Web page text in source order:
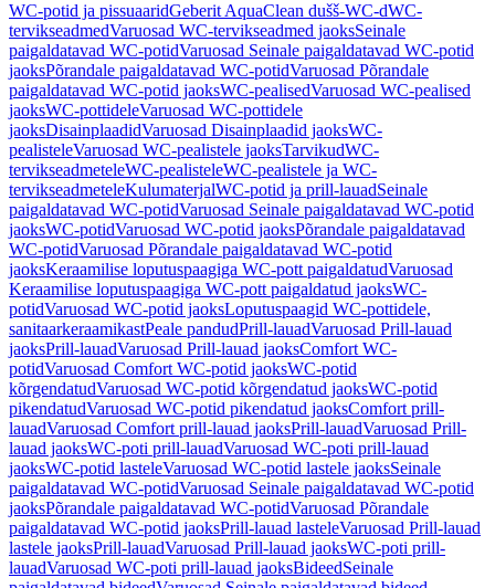
WC-potid ja pissuaaridGeberit AquaClean dušš-WC-dWC-
tervikseadmedVaruosad WC-tervikseadmed jaoksSeinale
paigaldatavad WC-potidVaruosad Seinale paigaldatavad WC-potid
jaoksPõrandale paigaldatavad WC-potidVaruosad Põrandale
paigaldatavad WC-potid jaoksWC-pealisedVaruosad WC-pealised
jaoksWC-pottideleVaruosad WC-pottidele
jaoksDisainplaadidVaruosad Disainplaadid jaoksWC-
pealisteleVaruosad WC-pealistele jaoksTarvikudWC-
tervikseadmeteleWC-pealisteleWC-pealistele ja WC-
tervikseadmeteleKulumaterjalWC-potid ja prill-lauadSeinale
paigaldatavad WC-potidVaruosad Seinale paigaldatavad WC-potid
jaoksWC-potidVaruosad WC-potid jaoksPõrandale paigaldatavad
WC-potidVaruosad Põrandale paigaldatavad WC-potid
jaoksKeraamilise loputuspaagiga WC-pott paigaldatudVaruosad
Keraamilise loputuspaagiga WC-pott paigaldatud jaoksWC-
potidVaruosad WC-potid jaoksLoputuspaagid WC-pottidele,
sanitaarkeraamikastPeale pandudPrill-lauadVaruosad Prill-lauad
jaoksPrill-lauadVaruosad Prill-lauad jaoksComfort WC-
potidVaruosad Comfort WC-potid jaoksWC-potid
kõrgendatudVaruosad WC-potid kõrgendatud jaoksWC-potid
pikendatudVaruosad WC-potid pikendatud jaoksComfort prill-
lauadVaruosad Comfort prill-lauad jaoksPrill-lauadVaruosad Prill-
lauad jaoksWC-poti prill-lauadVaruosad WC-poti prill-lauad
jaoksWC-potid lasteleVaruosad WC-potid lastele jaoksSeinale
paigaldatavad WC-potidVaruosad Seinale paigaldatavad WC-potid
jaoksPõrandale paigaldatavad WC-potidVaruosad Põrandale
paigaldatavad WC-potid jaoksPrill-lauad lasteleVaruosad Prill-lauad
lastele jaoksPrill-lauadVaruosad Prill-lauad jaoksWC-poti prill-
lauadVaruosad WC-poti prill-lauad jaoksBideedSeinale